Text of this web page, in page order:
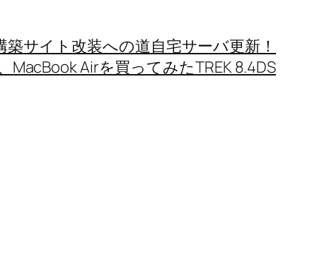
築サイト改装への道自宅サーバ更新！
MacBook Airを買ってみたTREK 8.4DS